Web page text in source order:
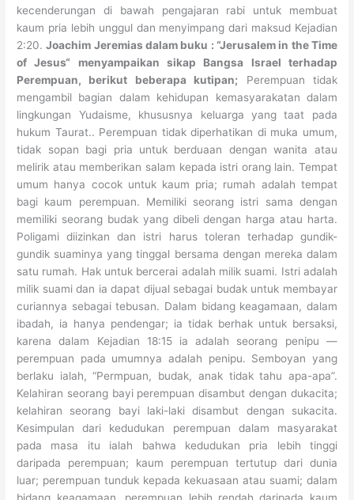
kecenderungan di bawah pengajaran rabi untuk membuat
kaum pria lebih unggul dan menyimpang dari maksud Kejadian
2:20.Joachim Jeremias dalam buku : “Jerusalem in the Time
of Jesus“ menyampaikan sikap Bangsa Israel terhadap
Perempuan, berikut beberapa kutipan; Perempuan tidak
mengambil bagian dalam kehidupan kemasyarakatan dalam
lingkungan Yudaisme, khususnya keluarga yang taat pada
hukum Taurat.. Perempuan tidak diperhatikan di muka umum,
tidak sopan bagi pria untuk berduaan dengan wanita atau
melirik atau memberikan salam kepada istri orang lain. Tempat
umum hanya cocok untuk kaum pria; rumah adalah tempat
bagi kaum perempuan. Memiliki seorang istri sama dengan
memiliki seorang budak yang dibeli dengan harga atau harta.
Poligami diizinkan dan istri harus toleran terhadap gundik-
gundik suaminya yang tinggal bersama dengan mereka dalam
satu rumah. Hak untuk bercerai adalah milik suami. Istri adalah
milik suami dan ia dapat dijual sebagai budak untuk membayar
curiannya sebagai tebusan. Dalam bidang keagamaan, dalam
ibadah, ia hanya pendengar; ia tidak berhak untuk bersaksi,
karena dalam Kejadian 18:15 ia adalah seorang penipu —
perempuan pada umumnya adalah penipu. Semboyan yang
berlaku ialah, “Permpuan, budak, anak tidak tahu apa-apa”.
Kelahiran seorang bayi perempuan disambut dengan dukacita;
kelahiran seorang bayi laki-laki disambut dengan sukacita.
Kesimpulan dari kedudukan perempuan dalam masyarakat
pada masa itu ialah bahwa kedudukan pria lebih tinggi
daripada perempuan; kaum perempuan tertutup dari dunia
luar; perempuan tunduk kepada kekuasaan atau suami; dalam
bidang keagamaan, perempuan lebih rendah daripada kaum